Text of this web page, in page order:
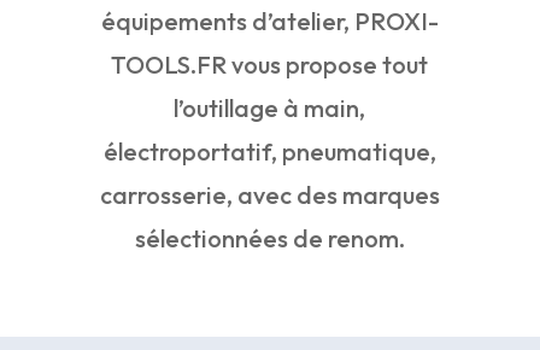
équipements d’atelier, PROXI-
TOOLS.FR vous propose tout
l’outillage à main,
électroportatif, pneumatique,
carrosserie, avec des marques
sélectionnées de renom.